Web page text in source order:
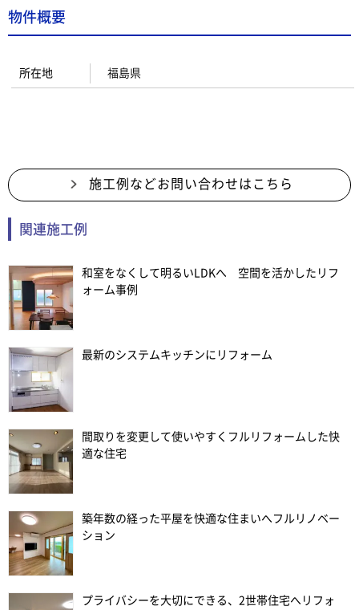
物件概要
所在地 福島県
施工例などお問い合わせはこちら
関連施工例
和室をなくして明るいLDKへ 空間を活かしたリフ
ォーム事例
最新のシステムキッチンにリフォーム
間取りを変更して使いやすくフルリフォームした快
適な住宅
築年数の経った平屋を快適な住まいへフルリノベー
ション
プライバシーを大切にできる、2世帯住宅へリフォ